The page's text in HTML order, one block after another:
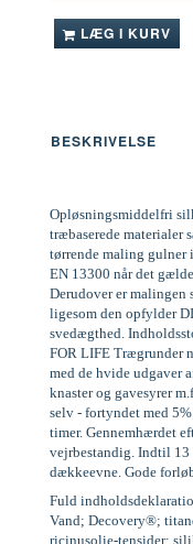
LÆG I KURV
BESKRIVELSE
Opløsningsmiddelfri
træbaserede materialer
tørrende maling gulner
EN 13300 når det
Derudover er malingen
ligesom den opfylder
svedægthed.
FOR LIFE Trægrunder
med de hvide udgaver
knaster og gavesyrer
selv - fortyndet med
timer. Gennemhærdet
vejrbestandig. Indtil 13
dækkeevne. Gode
Fuld
Vand; Decovery®;
ricinusolie-tensider;